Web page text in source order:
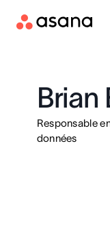
Brian
Responsable
données